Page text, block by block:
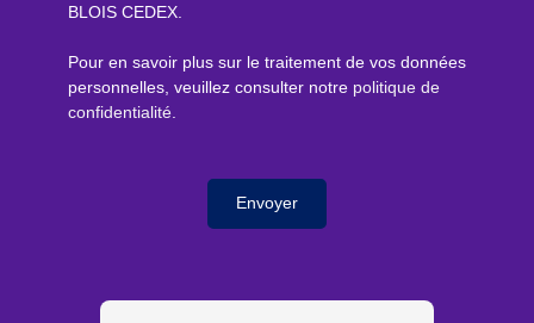
BLOIS CEDEX.
Pour en savoir plus sur le traitement de vos données
personnelles, veuillez consulter notre politique de
confidentialité
Envoyer